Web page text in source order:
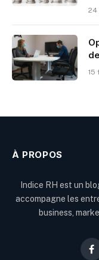
24
15
À PROPOS
Indice RH est un
accompagne les
business,